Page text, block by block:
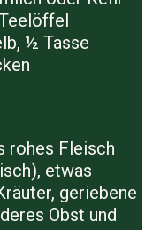
½ Tasse
rohes Fleisch
etwas
geriebene
Obst und